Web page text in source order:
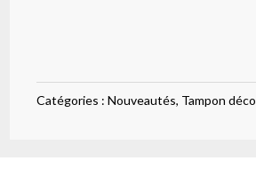
cm
Catégories :Nouveautés, Tampon